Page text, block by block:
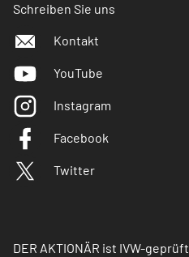
Schreiben Sie uns
Kontakt
YouTube
Instagram
Facebook
Twitter
DER AKTIONÄR ist IVW-geprüft